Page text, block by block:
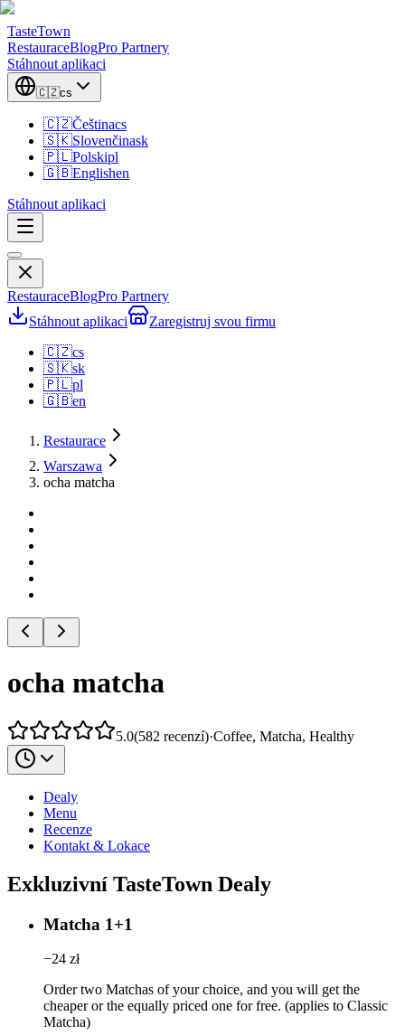
TasteTown
RestauraceBlogPro Partnery
Stáhnout aplikaci
🇨🇿cs
🇨🇿Češtinacs
🇸🇰Slovenčinask
🇵🇱Polskipl
🇬🇧Englishen
Stáhnout aplikaci
RestauraceBlogPro Partnery
Stáhnout aplikaci
Zaregistruj svou firmu
🇨🇿cs
🇸🇰sk
🇵🇱pl
🇬🇧en
Restaurace
Warszawa
ocha matcha
ocha matcha
5.0(582 recenzí)·Coffee, Matcha, Healthy
Dealy
Menu
Recenze
Kontakt & Lokace
Exkluzivní TasteTown Dealy
Matcha 1+1
−24 zł
Order two Matchas of your choice, and you will get the
cheaper or the equally priced one for free. (applies to Classic
Matcha)